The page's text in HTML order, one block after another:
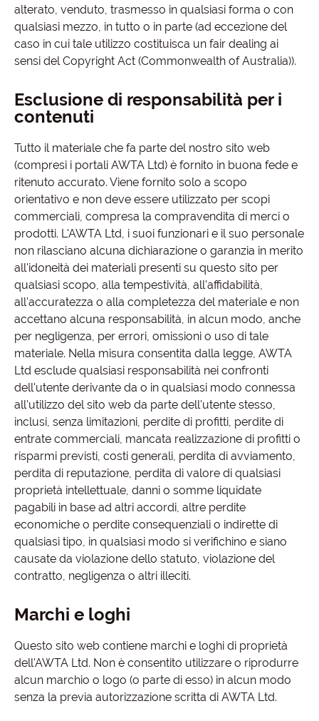
alterato, venduto, trasmesso in qualsiasi forma o con
qualsiasi mezzo, in tutto o in parte (ad eccezione del
caso in cui tale utilizzo costituisca un fair dealing ai
sensi del Copyright Act (Commonwealth of Australia)).
Esclusione di responsabilità per i
contenuti
Tutto il materiale che fa parte del nostro sito web
(compresi i portali AWTA Ltd) è fornito in buona fede e
ritenuto accurato. Viene fornito solo a scopo
orientativo e non deve essere utilizzato per scopi
commerciali, compresa la compravendita di merci o
prodotti. L'AWTA Ltd, i suoi funzionari e il suo personale
non rilasciano alcuna dichiarazione o garanzia in merito
all'idoneità dei materiali presenti su questo sito per
qualsiasi scopo, alla tempestività, all'affidabilità,
all'accuratezza o alla completezza del materiale e non
accettano alcuna responsabilità, in alcun modo, anche
per negligenza, per errori, omissioni o uso di tale
materiale. Nella misura consentita dalla legge, AWTA
Ltd esclude qualsiasi responsabilità nei confronti
dell'utente derivante da o in qualsiasi modo connessa
all'utilizzo del sito web da parte dell'utente stesso,
inclusi, senza limitazioni, perdite di profitti, perdite di
entrate commerciali, mancata realizzazione di profitti o
risparmi previsti, costi generali, perdita di avviamento,
perdita di reputazione, perdita di valore di qualsiasi
proprietà intellettuale, danni o somme liquidate
pagabili in base ad altri accordi, altre perdite
economiche o perdite consequenziali o indirette di
qualsiasi tipo, in qualsiasi modo si verifichino e siano
causate da violazione dello statuto, violazione del
contratto, negligenza o altri illeciti.
Marchi e loghi
Questo sito web contiene marchi e loghi di proprietà
dell'AWTA Ltd. Non è consentito utilizzare o riprodurre
alcun marchio o logo (o parte di esso) in alcun modo
senza la previa autorizzazione scritta di AWTA Ltd.